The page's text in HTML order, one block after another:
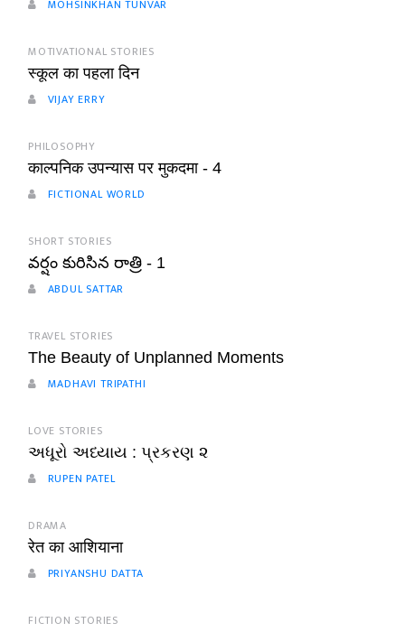
MOHSINKHAN TUNVAR
MOTIVATIONAL STORIES
स्कूल का पहला दिन
VIJAY ERRY
PHILOSOPHY
काल्पनिक उपन्यास पर मुकदमा - 4
FICTIONAL WORLD
SHORT STORIES
వర్షం కురిసిన రాత్రి - 1
ABDUL SATTAR
TRAVEL STORIES
The Beauty of Unplanned Moments
MADHAVI TRIPATHI
LOVE STORIES
અધૂરો અધ્યાય : પ્રકરણ ૨
RUPEN PATEL
DRAMA
रेत का आशियाना
PRIYANSHU DATTA
FICTION STORIES